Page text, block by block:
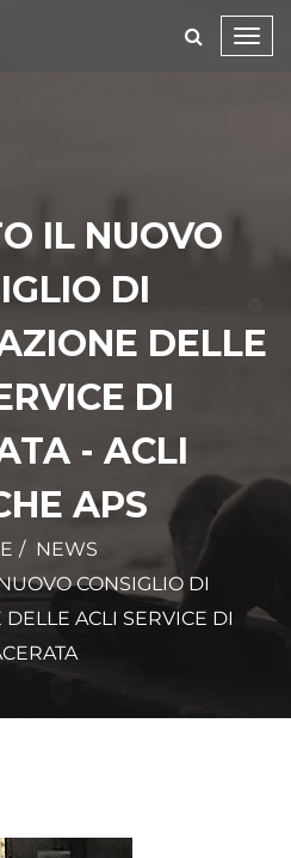
IL NUOVO
DI
DELLE
DI
- ACLI
APS
NEWS
CONSIGLIO DI
ACLI SERVICE DI